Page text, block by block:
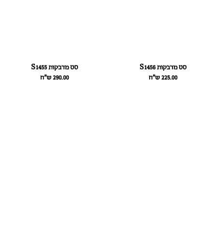
סט מדבקות S1456
225.00 ש״ח
סט מדבקות S1455
290.00 ש״ח